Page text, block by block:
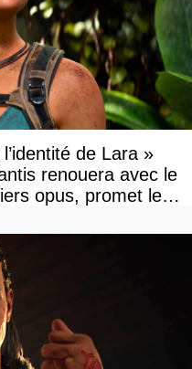
de Lara »
renouera avec le
opus, promet le